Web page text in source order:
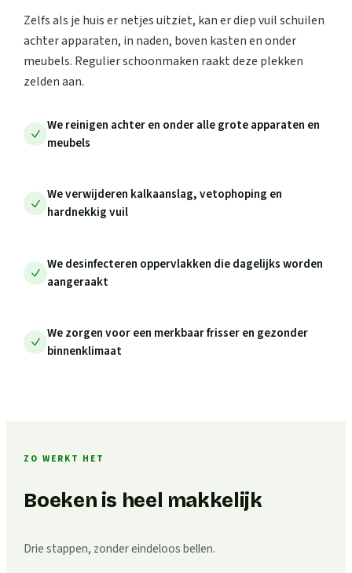
Zelfs als je huis er netjes uitziet, kan er diep vuil schuilen
achter apparaten, in naden, boven kasten en onder
meubels. Regulier schoonmaken raakt deze plekken
zelden aan.
We reinigen achter en onder alle grote apparaten en
meubels
We verwijderen kalkaanslag, vetophoping en
hardnekkig vuil
We desinfecteren oppervlakken die dagelijks worden
aangeraakt
We zorgen voor een merkbaar frisser en gezonder
binnenklimaat
ZO WERKT HET
Boeken is heel makkelijk
Drie stappen, zonder eindeloos bellen.